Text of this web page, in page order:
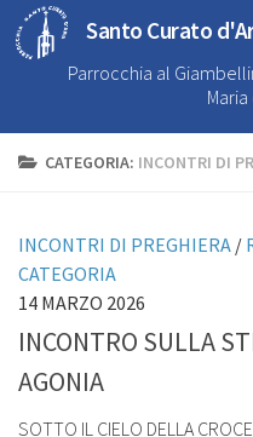
Santo Curato
Parrocchia al
CATEGORIA: INCONTRI DI
INCONTRI DI PREGHIERA /
CATEGORIA
14 MARZO 2026
INCONTRO SULLA
AGONIA
SOTTO IL CIELO DELLA